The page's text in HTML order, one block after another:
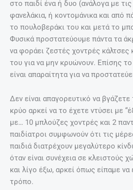
στο παιδί ένα ή δυο (ανάλογα με
φανελάκια, ή κοντομάνικα και από
το πουλοβεράκι του και μετά το
Φυσικά προστατεύουμε πάντα τα
να φοράει ζεστές χοντρές κάλτσες
του για να μην κρυώνουν. Επίσης
είναι απαραίτητα για να
Δεν είναι απαγορευτικό να
κρύο αρκεί να το έχετε ντύσει με
με… 10 μπλούζες χοντρές και 2
παιδίατροι συμφωνούν ότι τις
παιδιά διατρέχουν μεγαλύτερο
όταν είναι συνέχεια σε κλειστούς
και λίγο έξω, αρκεί όπως είπαμε
τρόπο.